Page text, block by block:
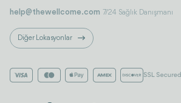
help@thewellcome.com 7/24 Sağlık Danışmanı
Diğer Lokasyonlar